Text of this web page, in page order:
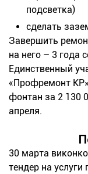
подсветка)
сделать
Завершить
на него – 3 года
Единственный
«Профремонт
фонтан за 2 130
апреля.
30 марта
тендер на